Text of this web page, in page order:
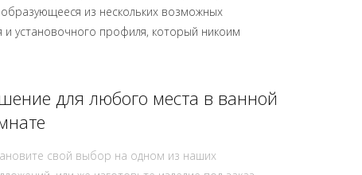
из нескольких возможных
и установочного профиля, который никоим
для любого места в ванной
свой выбор на одном из наших